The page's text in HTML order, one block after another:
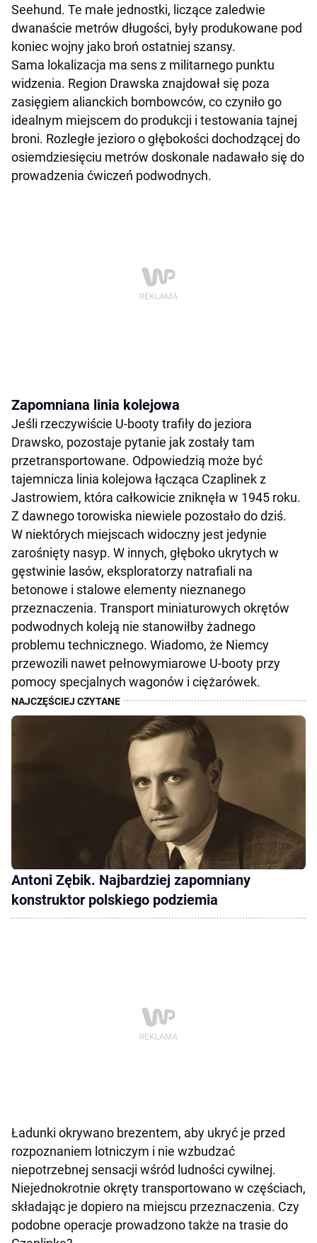
Seehund. Te małe jednostki, liczące zaledwie
dwanaście metrów długości, były produkowane pod
koniec wojny jako broń ostatniej szansy.
Sama lokalizacja ma sens z militarnego punktu
widzenia. Region Drawska znajdował się poza
zasięgiem alianckich bombowców, co czyniło go
idealnym miejscem do produkcji i testowania tajnej
broni. Rozległe jezioro o głębokości dochodzącej do
osiemdziesięciu metrów doskonale nadawało się do
prowadzenia ćwiczeń podwodnych.
Zapomniana linia kolejowa
Jeśli rzeczywiście U-booty trafiły do jeziora
Drawsko, pozostaje pytanie jak zostały tam
przetransportowane. Odpowiedzią może być
tajemnicza linia kolejowa łącząca Czaplinek z
Jastrowiem, która całkowicie zniknęła w 1945 roku.
Z dawnego torowiska niewiele pozostało do dziś.
W niektórych miejscach widoczny jest jedynie
zarośnięty nasyp. W innych, głęboko ukrytych w
gęstwinie lasów, eksploratorzy natrafiali na
betonowe i stalowe elementy nieznanego
przeznaczenia. Transport miniaturowych okrętów
podwodnych koleją nie stanowiłby żadnego
problemu technicznego. Wiadomo, że Niemcy
przewozili nawet pełnowymiarowe U-booty przy
pomocy specjalnych wagonów i ciężarówek.
Antoni Zębik. Najbardziej zapomniany
konstruktor polskiego podziemia
Ładunki okrywano brezentem, aby ukryć je przed
rozpoznaniem lotniczym i nie wzbudzać
niepotrzebnej sensacji wśród ludności cywilnej.
Niejednokrotnie okręty transportowano w częściach,
składając je dopiero na miejscu przeznaczenia. Czy
podobne operacje prowadzono także na trasie do